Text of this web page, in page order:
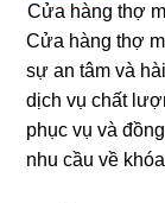
Cửa hàng thợ
Cửa hàng thợ
sự an tâm và
dịch vụ chất
phục vụ và
nhu cầu về